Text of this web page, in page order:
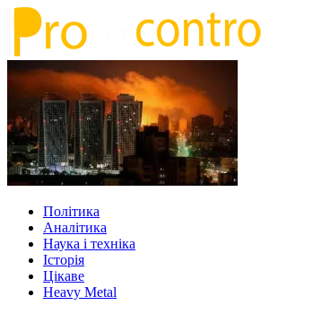
Політика
Аналітика
Наука і техніка
Історія
Цікаве
Heavy Metal